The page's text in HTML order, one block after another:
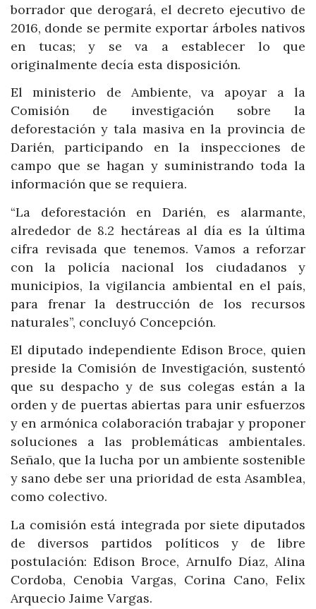
borrador que derogará, el decreto ejecutivo de
2016, donde se permite exportar árboles nativos
en tucas; y se va a establecer lo que
originalmente decía esta disposición.
El ministerio de Ambiente, va apoyar a la
Comisión de investigación sobre la
deforestación y tala masiva en la provincia de
Darién, participando en la inspecciones de
campo que se hagan y suministrando toda la
información que se requiera.
“La deforestación en Darién, es alarmante,
alrededor de 8.2 hectáreas al día es la última
cifra revisada que tenemos. Vamos a reforzar
con la policía nacional los ciudadanos y
municipios, la vigilancia ambiental en el país,
para frenar la destrucción de los recursos
naturales”, concluyó Concepción.
El diputado independiente Edison Broce, quien
preside la Comisión de Investigación, sustentó
que su despacho y de sus colegas están a la
orden y de puertas abiertas para unir esfuerzos
y en armónica colaboración trabajar y proponer
soluciones a las problemáticas ambientales.
Señalo, que la lucha por un ambiente sostenible
y sano debe ser una prioridad de esta Asamblea,
como colectivo.
La comisión está integrada por siete diputados
de diversos partidos políticos y de libre
postulación: Edison Broce, Arnulfo Díaz, Alina
Cordoba, Cenobia Vargas, Corina Cano, Felix
Arquecio Jaime Vargas.